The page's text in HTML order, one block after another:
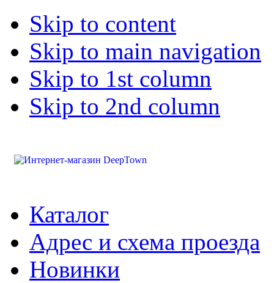
Skip to content
Skip to main navigation
Skip to 1st column
Skip to 2nd column
Каталог
Адрес и схема проезда
Новинки